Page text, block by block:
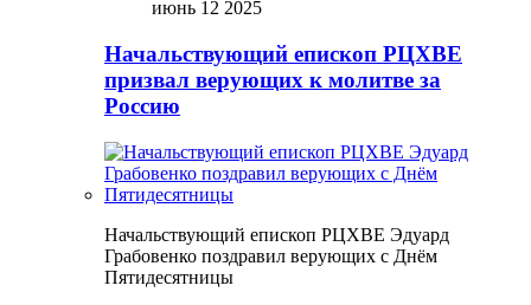
июнь 12 2025
Начальствующий епископ РЦХВЕ
призвал верующих к молитве за
Россию
Начальствующий епископ РЦХВЕ Эдуард
Грабовенко поздравил верующих с Днём
Пятидесятницы